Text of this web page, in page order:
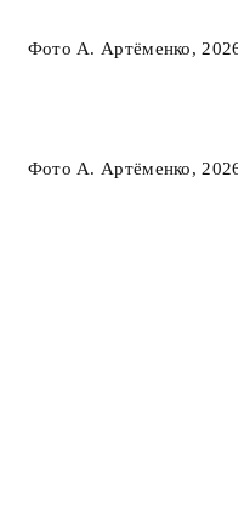
Фото А. Артёменко,
Фото А. Артёменко,